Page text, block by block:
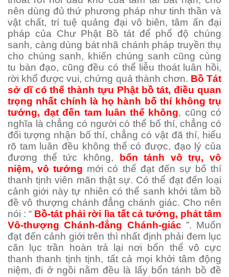
nên dùng đủ thứ phương pháp như tinh thần và
vật chất, trí tuệ quảng đại vô biên, tâm ấn đại
pháp của Chư Phật Bồ tát để phổ độ chúng
sanh, càng dùng bát nhã chánh pháp truyền thụ
cho chúng sanh, khiến chúng sanh cũng cùng
tu bàn đạo, cũng đều có thể liễu thoát luân hồi,
rời khổ được vui, chứng quả thành chơn. Bồ Tát
sở dĩ có thể thành tựu Phật bồ tát, điều quan
trọng nhất chính là họ hành bố thí không trụ
tướng, đạt đến tam luân thể không, cũng có
nghĩa là chẳng có người có thể bố thí, chẳng có
đối tượng nhận bố thí, chẳng có vật đã thí, hiểu
rõ tam luân đều không thể có được, đạo lý của
đương thể tức không,
bổn tánh vô trụ, vô
niệm, vô tướng mới có thể đạt đến sự bố thí
thanh tịnh viên mãn thật sự. Có thể đạt đến loại
cảnh giới này tự nhiên có thể sanh khởi tâm bồ
đề vô thượng chánh đẳng chánh giác. Cho nên
nói : “ Bồ-tát phải rời lìa tất cả tướng, phát tâm
Vô-thượng Chánh-đẳng Chánh-giác ”. Muốn
đạt đến cảnh giới trên thì nhất định phải đem lục
căn lục trần hoàn trả lại nơi bổn thể vô cực
thanh thanh tịnh tịnh, tất cả mọi khởi tâm động
niệm, đi ở ngồi nằm đều là lấy bổn tánh bồ đề